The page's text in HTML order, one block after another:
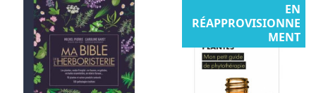
EN
RÉAPPROVISIONNE
MENT